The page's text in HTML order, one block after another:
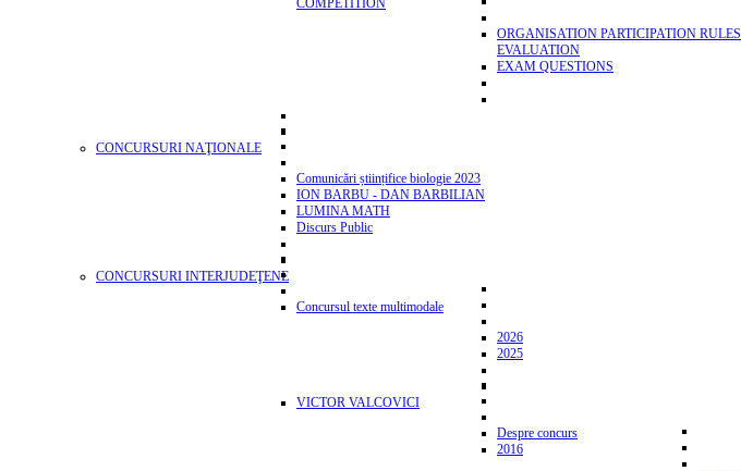
COMPETITION
ORGANISATION PARTICIPATION RULES
EVALUATION
EXAM QUESTIONS
CONCURSURI NAŢIONALE
Comunicări științifice biologie 2023
ION BARBU - DAN BARBILIAN
LUMINA MATH
Discurs Public
CONCURSURI INTERJUDEŢENE
Concursul texte multimodale
2026
2025
VICTOR VALCOVICI
Despre concurs
2016